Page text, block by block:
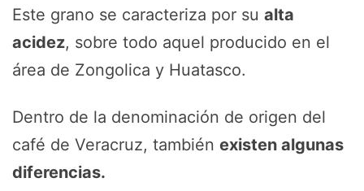
Este grano se caracteriza por su alta
acidez, sobre todo aquel producido en el
área de Zongolica y Huatasco.
Dentro de la denominación de origen del
café de Veracruz, también existen algunas
diferencias.